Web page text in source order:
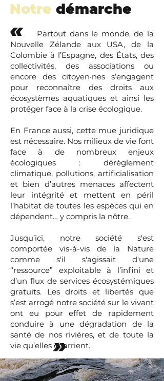
Notre démarche
Partout dans le monde, de la
Nouvelle Zélande aux USA, de la
Colombie à l’Espagne, des États, des
collectivités, des associations ou
encore des citoyen·nes s’engagent
pour reconnaître des droits aux
écosystèmes aquatiques et ainsi les
protéger face à la crise écologique.
En France aussi, cette mue juridique
est nécessaire. Nos milieux de vie font
face à de nombreux enjeux
écologiques : dérèglement
climatique, pollutions, artificialisation
et bien d’autres menaces affectent
leur intégrité et mettent en péril
l’habitat de toutes les espèces qui en
dépendent… y compris la nôtre.
Jusqu’ici, notre société s'est
comportée vis-à-vis de la Nature
comme s'il s'agissait d'une
“ressource” exploitable à l’infini et
d’un flux de services écosystémiques
gratuits. Les droits et libertés que
s’est arrogé notre société sur le vivant
ont eu pour effet de rapidement
conduire à une dégradation de la
santé de nos rivières, et de toute la
vie qu’elles charrient.
«
»